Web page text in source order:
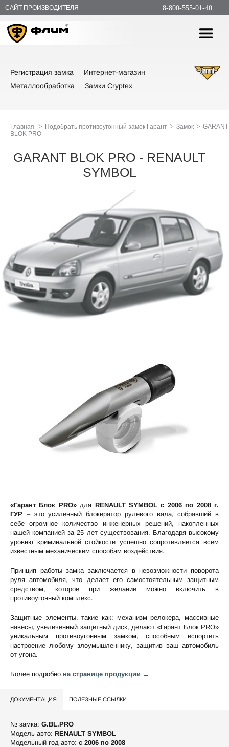
САЙТ ПРОИЗВОДИТЕЛЯ 8-800-555-01-40
Регистрация замка
Интернет-магазин
Металлообработка
Замки Cryptex
Главная > Подобрать противоугонный замок Гарант > Замок > GARANT
BLOK PRO
GARANT BLOK PRO - RENAULT
SYMBOL
«Гарант Блок PRO»для RENAULT SYMBOL c 2006 по 2008 г.
ГУР – это усиленный блокиратор рулевого вала, собравший в
себе огромное количество инженерных решений, накопленных
нашей компанией за 25 лет существования. Благодаря высокому
уровню криминальной стойкости успешно сопротивляется всем
известным механическим способам воздействия.
Принцип работы замка заключается в невозможности поворота
руля автомобиля, что делает его самостоятельным защитным
средством, которое при желании можно включить в
противоугонный комплекс.
Защитные элементы, такие как: механизм релокера, массивные
навесы, увеличенный защитный диск, делают «Гарант Блок PRO»
уникальным противоугонным замком, способным испортить
настроение любому злоумышленнику, защитив ваш автомобиль
от угона.
Более подробно на странице продукции →
ДОКУМЕНТАЦИЯ ПОЛЕЗНЫЕ ССЫЛКИ
№ замка: G.BL.PRO
Модель авто: RENAULT SYMBOL
Модельный год авто: c 2006 по 2008